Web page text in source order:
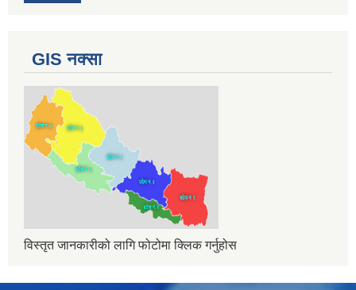
GIS नक्सा
विस्तृत जानकारीको लागि फोटोमा क्लिक गर्नुहोस